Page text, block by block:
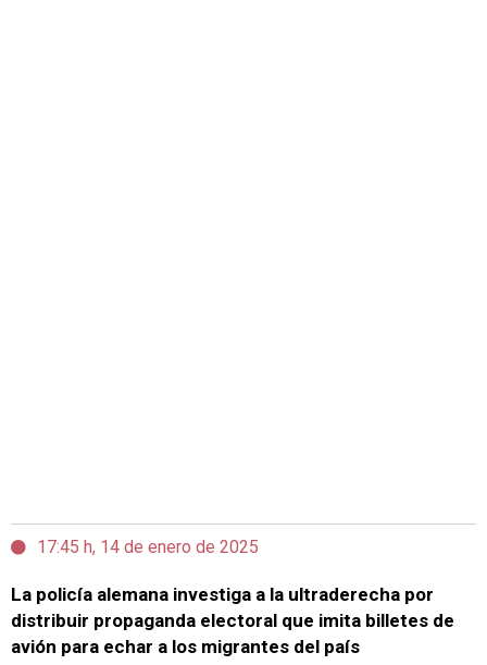
17:45 h, 14 de enero de 2025
La policía alemana investiga a la ultraderecha por
distribuir propaganda electoral que imita billetes de
avión para echar a los migrantes del país